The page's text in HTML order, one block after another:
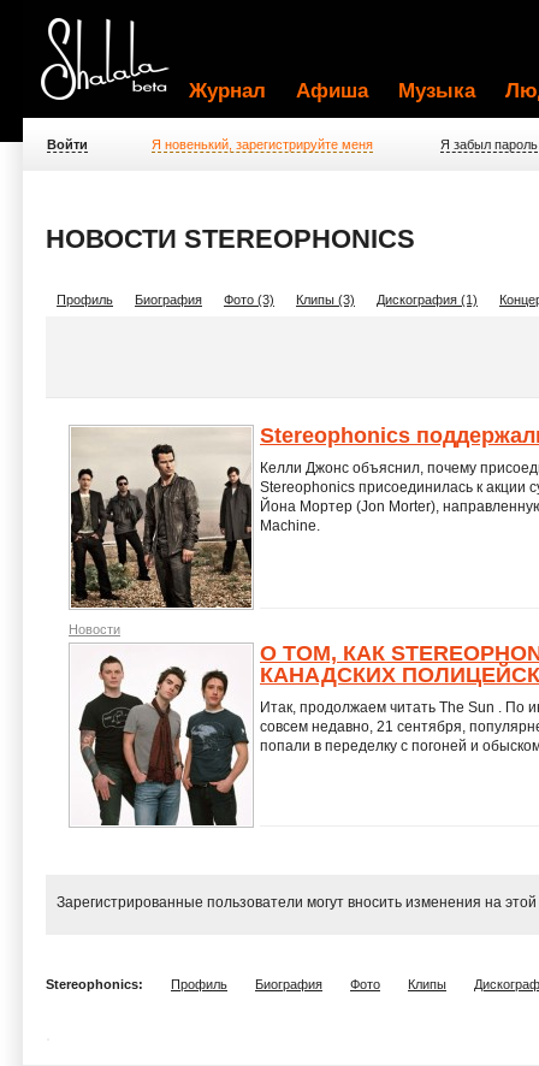
Журнал Афиша Музыка
Войти Я новенький, зарегистрируйте меня Я забыл пароль
НОВОСТИ STEREOPHONICS
Профиль Биография Фото (3) Клипы (3) Дискография (1)
Stereophonics
Келли Джонс объяснил, почему
Stereophonics присоединилась к акции
Йона Мортер (Jon Morter),
Machine.
Новости
О ТОМ, КАК
КАНАДСКИХ
Итак, продолжаем читать The Sun . По
совсем недавно, 21 сентября,
попали в переделку с погоней и
Зарегистрированные пользователи могут вносить изменения на
Stereophonics: Профиль Биография Фото Клипы